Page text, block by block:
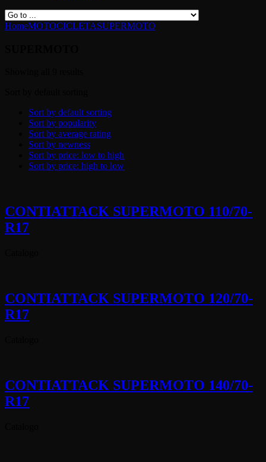
HomeMOTOCICLETASUPERMOTO
Sort by default sorting
Sort by popularity
Sort by average rating
Sort by newness
Sort by price: low to high
Sort by price: high to low
CONTIATTACK SUPERMOTO 110/70-
R17
CONTIATTACK SUPERMOTO 120/70-
R17
CONTIATTACK SUPERMOTO 140/70-
R17